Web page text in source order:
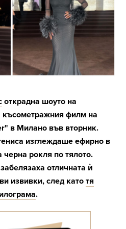
открадна шоуто на
късометражния филм на
в Милано във вторник.
изглеждаше ефирно в
черна рокля по тялото.
отличната ѝ
извивки, след като тя
.